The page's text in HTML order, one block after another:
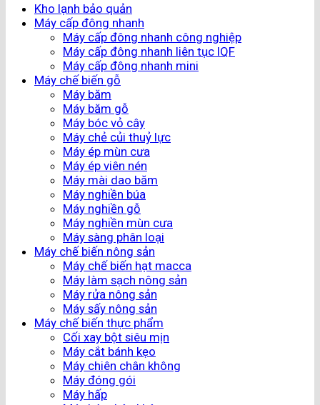
Kho lạnh bảo quản
Máy cấp đông nhanh
Máy cấp đông nhanh công nghiệp
Máy cấp đông nhanh liên tục IQF
Máy cấp đông nhanh mini
Máy chế biến gỗ
Máy băm
Máy băm gỗ
Máy bóc vỏ cây
Máy chẻ củi thuỷ lực
Máy ép mùn cưa
Máy ép viên nén
Máy mài dao băm
Máy nghiền búa
Máy nghiền gỗ
Máy nghiền mùn cưa
Máy sàng phân loại
Máy chế biến nông sản
Máy chế biến hạt macca
Máy làm sạch nông sản
Máy rửa nông sản
Máy sấy nông sản
Máy chế biến thực phẩm
Cối xay bột siêu mịn
Máy cắt bánh kẹo
Máy chiên chân không
Máy đóng gói
Máy hấp